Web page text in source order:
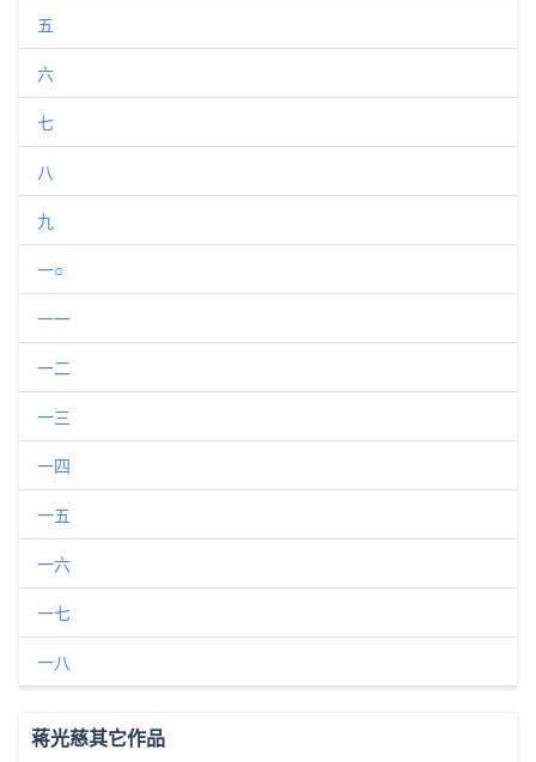
五
六
七
八
九
一○
一一
一二
一三
一四
一五
一六
一七
一八
蒋光慈其它作品